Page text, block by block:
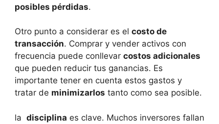
posibles pérdidas.
Otro⁢ punto ⁢a ⁢considerar es el costo ⁤de
transacción. Comprar y ‍vender activos con‌
frecuencia puede‌ conllevar costos adicionales
que pueden reducir tus ganancias. ​Es
importante tener en cuenta estos gastos y
tratar de​ minimizarlos tanto como ‌sea posible.
la ​ disciplina es ‌clave. Muchos ⁤inversores fallan​